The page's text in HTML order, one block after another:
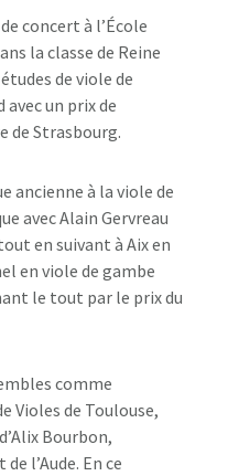
concert à l’École
la classe de Reine
de viole de
un prix de
de Strasbourg.
ancienne à la viole de
avec Alain Gervreau
en suivant à Aix en
en viole de gambe
le tout par le prix du
comme
Violes de Toulouse,
Bourbon,
l’Aude. En ce